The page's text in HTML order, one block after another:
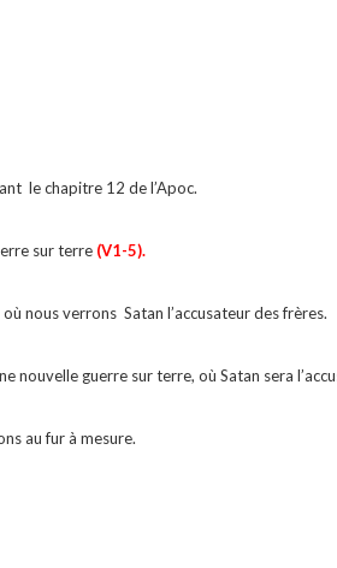
le chapitre 12 de l’Apoc.
sur terre (V1-5).
où nous verrons Satan l’accusateur des frères.
nouvelle guerre sur terre, où Satan sera
au fur à mesure.